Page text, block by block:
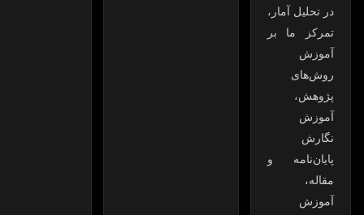
در تحلیل آمار،
تمرکز ما بر
آموزش
روش‌های
پژوهش،
آموزش
نگارش
پایان‌نامه و
مقاله،
آموزش